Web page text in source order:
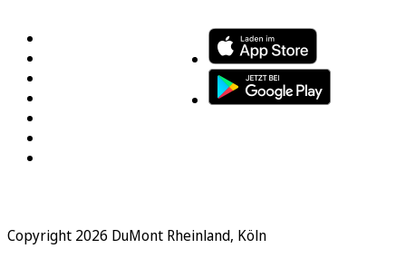
Copyright 2026 DuMont Rheinland, Köln